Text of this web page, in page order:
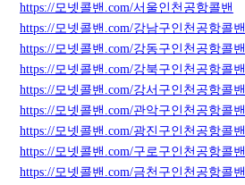
https://모넷콜밴.com/서울인천공항콜밴
https://모넷콜밴.com/강남구인천공항콜밴
https://모넷콜밴.com/강동구인천공항콜밴
https://모넷콜밴.com/강북구인천공항콜밴
https://모넷콜밴.com/강서구인천공항콜밴
https://모넷콜밴.com/관악구인천공항콜밴
https://모넷콜밴.com/광진구인천공항콜밴
https://모넷콜밴.com/구로구인천공항콜밴
https://모넷콜밴.com/금천구인천공항콜밴